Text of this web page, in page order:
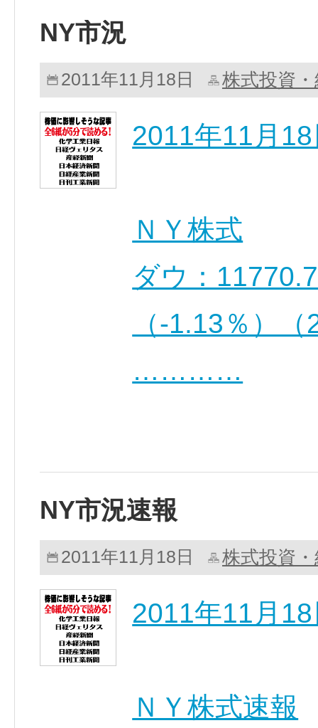
NY市況
2011年11月18日 株式投資
2011年11月
ＮＹ株式
ダウ：
（-1.13％）
…………
NY市況速報
2011年11月18日 株式投資
2011年11月
ＮＹ株式速報